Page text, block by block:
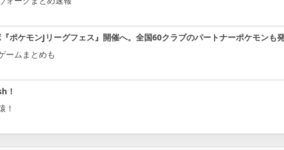
『ポケモンJリーグフェス』開催へ。全国60クラブのパートナーポケモンも
ームまとめも
！
！